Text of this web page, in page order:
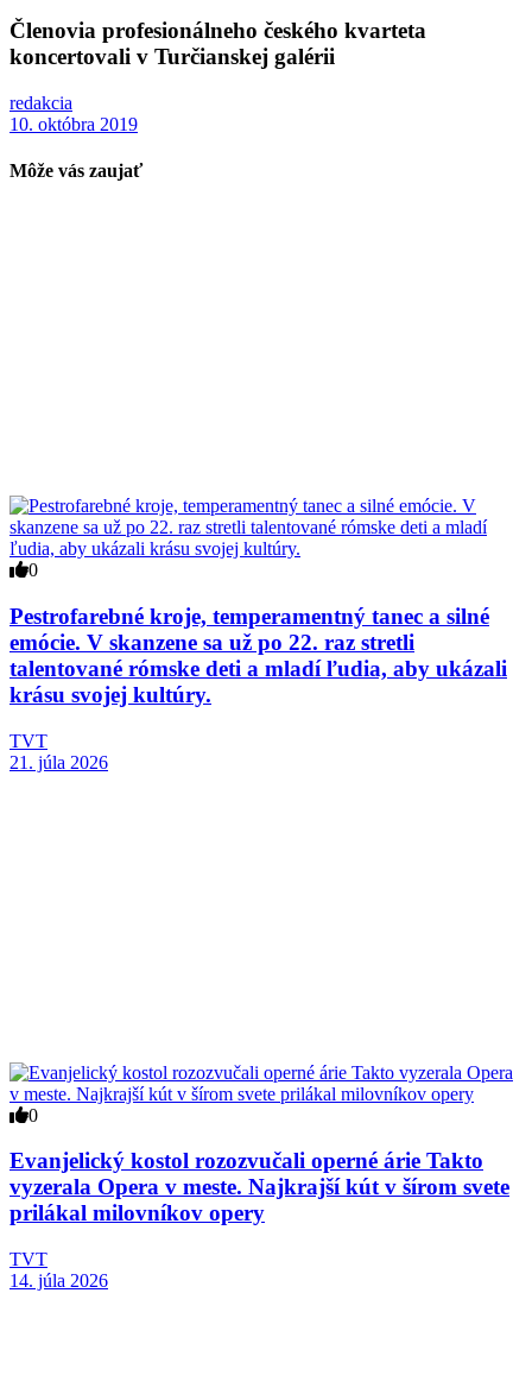
Členovia profesionálneho českého kvarteta
koncertovali v Turčianskej galérii
redakcia
10. októbra 2019
Môže vás zaujať
0
Pestrofarebné kroje, temperamentný tanec a silné
emócie. V skanzene sa už po 22. raz stretli
talentované rómske deti a mladí ľudia, aby ukázali
krásu svojej kultúry.
TVT
21. júla 2026
0
Evanjelický kostol rozozvučali operné árie Takto
vyzerala Opera v meste. Najkrajší kút v šírom svete
prilákal milovníkov opery
TVT
14. júla 2026